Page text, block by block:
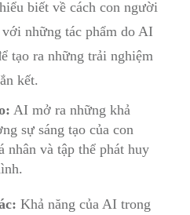
biết về cách con người
những tác phẩm do AI
tạo ra những trải nghiệm
kết.
AI mở ra những khả
sự sáng tạo của con
nhân và tập thể phát huy
Khả năng của AI trong